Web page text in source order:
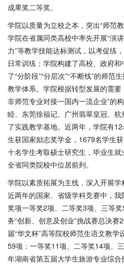
成果奖二等奖。
学院以质量为立校之本，突出“师范教
学院在省属同类高校中率先开展“演
力”等教学技能达标测试，以考促练
日常训练；学院构建了高校、政府
了“分阶段”“分层次”“不断线”的师范
教学体系。学院根据转型发展的需
非师范专业对接一国内一流企业”的
睦、东莞徐福记、广州翡翠皇冠、
了实践教学基地。近两年，学院有
生获国家励志奖学金，1679名学生
十名学生考取硕士研究生，毕业生
全省同类院校中位居前列。
学院以素质拓展为主线，深入开展
近两年的国家、省级学科竞赛中，
奖项一等奖2项、二等奖3项、三等
务“创新、创意及创业”挑战赛总决
届“华文杯”高等院校师范生语文教
59项：一等奖11项、二等奖14项、
年湖南省第五届大学生旅游专业综